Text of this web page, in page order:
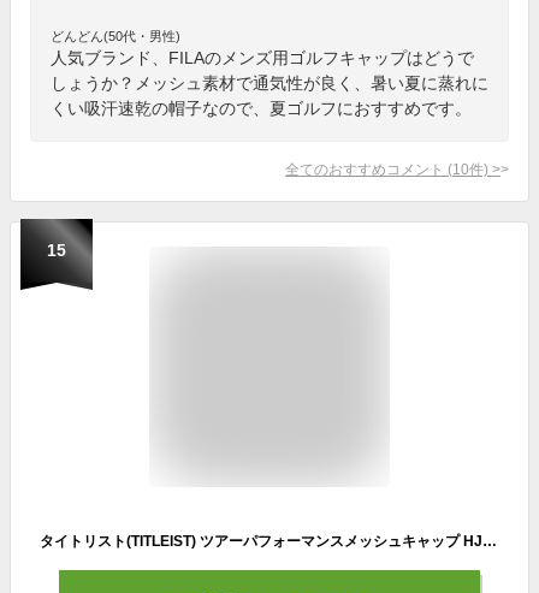
どんどん(50代・男性)
人気ブランド、FILAのメンズ用ゴルフキャップはどうで
しょうか？メッシュ素材で通気性が良く、暑い夏に蒸れに
くい吸汗速乾の帽子なので、夏ゴルフにおすすめです。
全てのおすすめコメント (10件) >
15
タイトリスト(TITLEIST) ツアーパフォーマンスメッシュキャップ HJ1CPM-CHWT チャコール×ホワイト